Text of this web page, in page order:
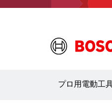
プロ用電動工